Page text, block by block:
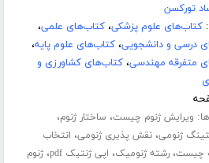
تورکسن
کتاب‌های علوم پزشکی،کتاب‌های علمی،
درسی و دانشجویی،کتاب‌های علوم پایه،
متفرقه مهندسی،کتاب‌های کشاورزی و
ویرایش ژنوم چیست، ساختار ژنوم،
ژنومی،نقش پذیری ژنومی، انتخاب
چیست،رشته ژنومیک، اپی ژنتیک pdf ،ژنوم